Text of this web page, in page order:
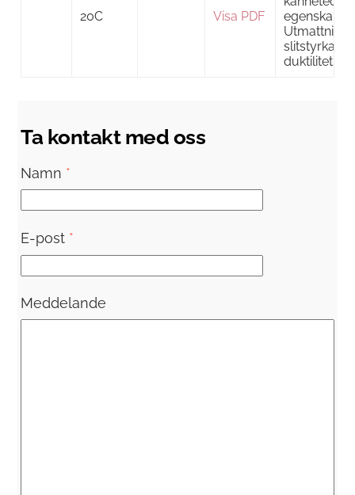
20C Visa PDF
slitstyrka,
duktilitet.
Ta kontakt med oss
Namn *
E-post *
Meddelande